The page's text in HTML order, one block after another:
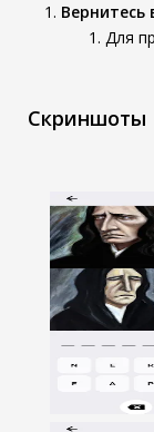
Вернитесь
Для
Скриншоты